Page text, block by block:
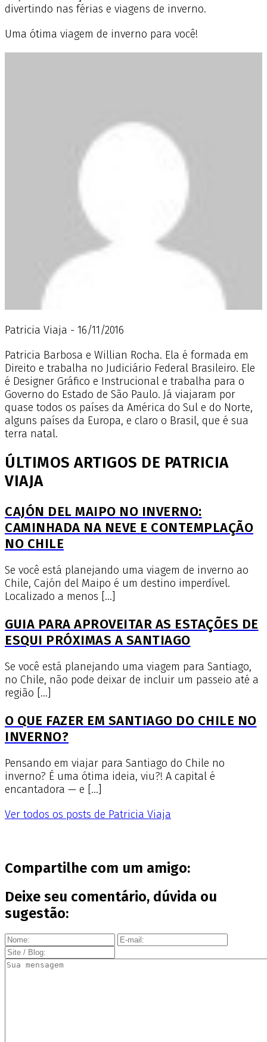
divertindo nas férias e viagens de inverno.
Uma ótima viagem de inverno para você!
Patricia Viaja - 16/11/2016
Patricia Barbosa e Willian Rocha. Ela é formada em
Direito e trabalha no Judiciário Federal Brasileiro. Ele
é Designer Gráfico e Instrucional e trabalha para o
Governo do Estado de São Paulo. Já viajaram por
quase todos os países da América do Sul e do Norte,
alguns países da Europa, e claro o Brasil, que é sua
terra natal.
ÚLTIMOS ARTIGOS DE PATRICIA
VIAJA
CAJÓN DEL MAIPO NO INVERNO:
CAMINHADA NA NEVE E CONTEMPLAÇÃO
NO CHILE
Se você está planejando uma viagem de inverno ao
Chile, Cajón del Maipo é um destino imperdível.
Localizado a menos […]
GUIA PARA APROVEITAR AS ESTAÇÕES DE
ESQUI PRÓXIMAS A SANTIAGO
Se você está planejando uma viagem para Santiago,
no Chile, não pode deixar de incluir um passeio até a
região […]
O QUE FAZER EM SANTIAGO DO CHILE NO
INVERNO?
Pensando em viajar para Santiago do Chile no
inverno? É uma ótima ideia, viu?! A capital é
encantadora — e […]
Ver todos os posts de Patricia Viaja
Compartilhe com um amigo:
Deixe seu comentário, dúvida ou
sugestão: